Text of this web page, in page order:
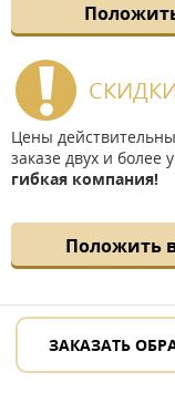
Цены
заказе двух и более
гибкая компания!
Положить
ЗАКАЗАТЬ